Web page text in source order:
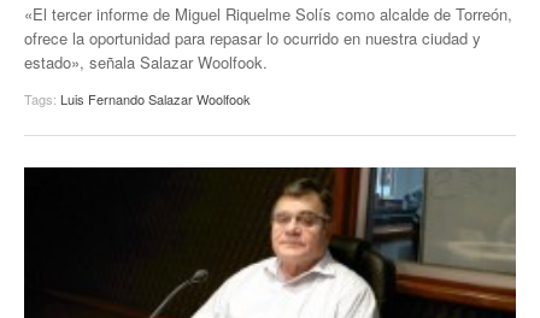
«El tercer informe de Miguel Riquelme Solís como alcalde de Torreón,
ofrece la oportunidad para repasar lo ocurrido en nuestra ciudad y
estado», señala Salazar Woolfook.
Tags: Luis Fernando Salazar Woolfook